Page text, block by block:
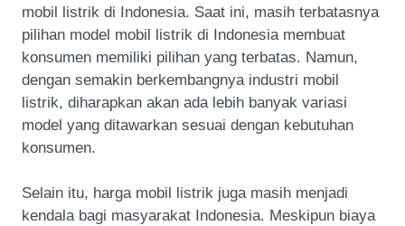
mobil listrik di Indonesia. Saat ini, masih terbatasnya
pilihan model mobil listrik di Indonesia membuat
konsumen memiliki pilihan yang terbatas. Namun,
dengan semakin berkembangnya industri mobil
listrik, diharapkan akan ada lebih banyak variasi
model yang ditawarkan sesuai dengan kebutuhan
konsumen.
Selain itu, harga mobil listrik juga masih menjadi
kendala bagi masyarakat Indonesia. Meskipun biaya